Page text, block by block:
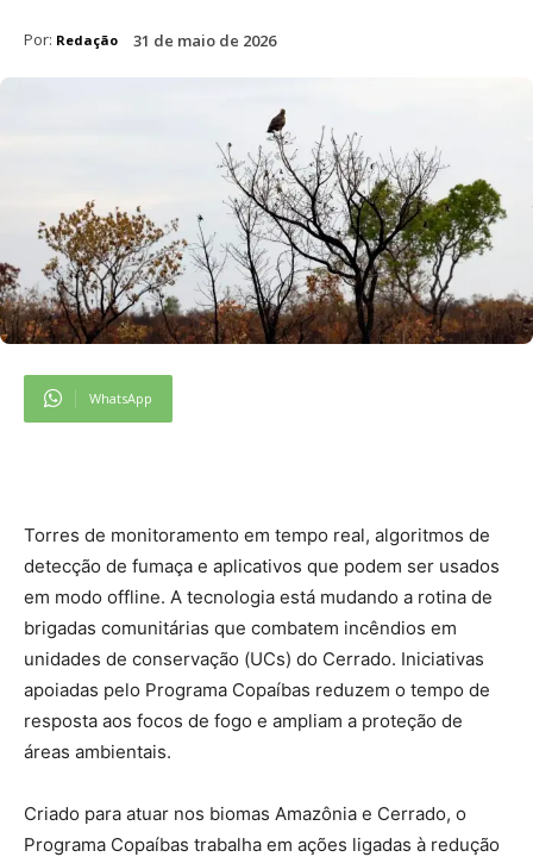
Por: Redação 31 de maio de 2026
WhatsApp
Torres de monitoramento em tempo real, algoritmos de
detecção de fumaça e aplicativos que podem ser usados
em modo offline. A tecnologia está mudando a rotina de
brigadas comunitárias que combatem incêndios em
unidades de conservação (UCs) do Cerrado. Iniciativas
apoiadas pelo Programa Copaíbas reduzem o tempo de
resposta aos focos de fogo e ampliam a proteção de
áreas ambientais.
Criado para atuar nos biomas Amazônia e Cerrado, o
Programa Copaíbas trabalha em ações ligadas à redução